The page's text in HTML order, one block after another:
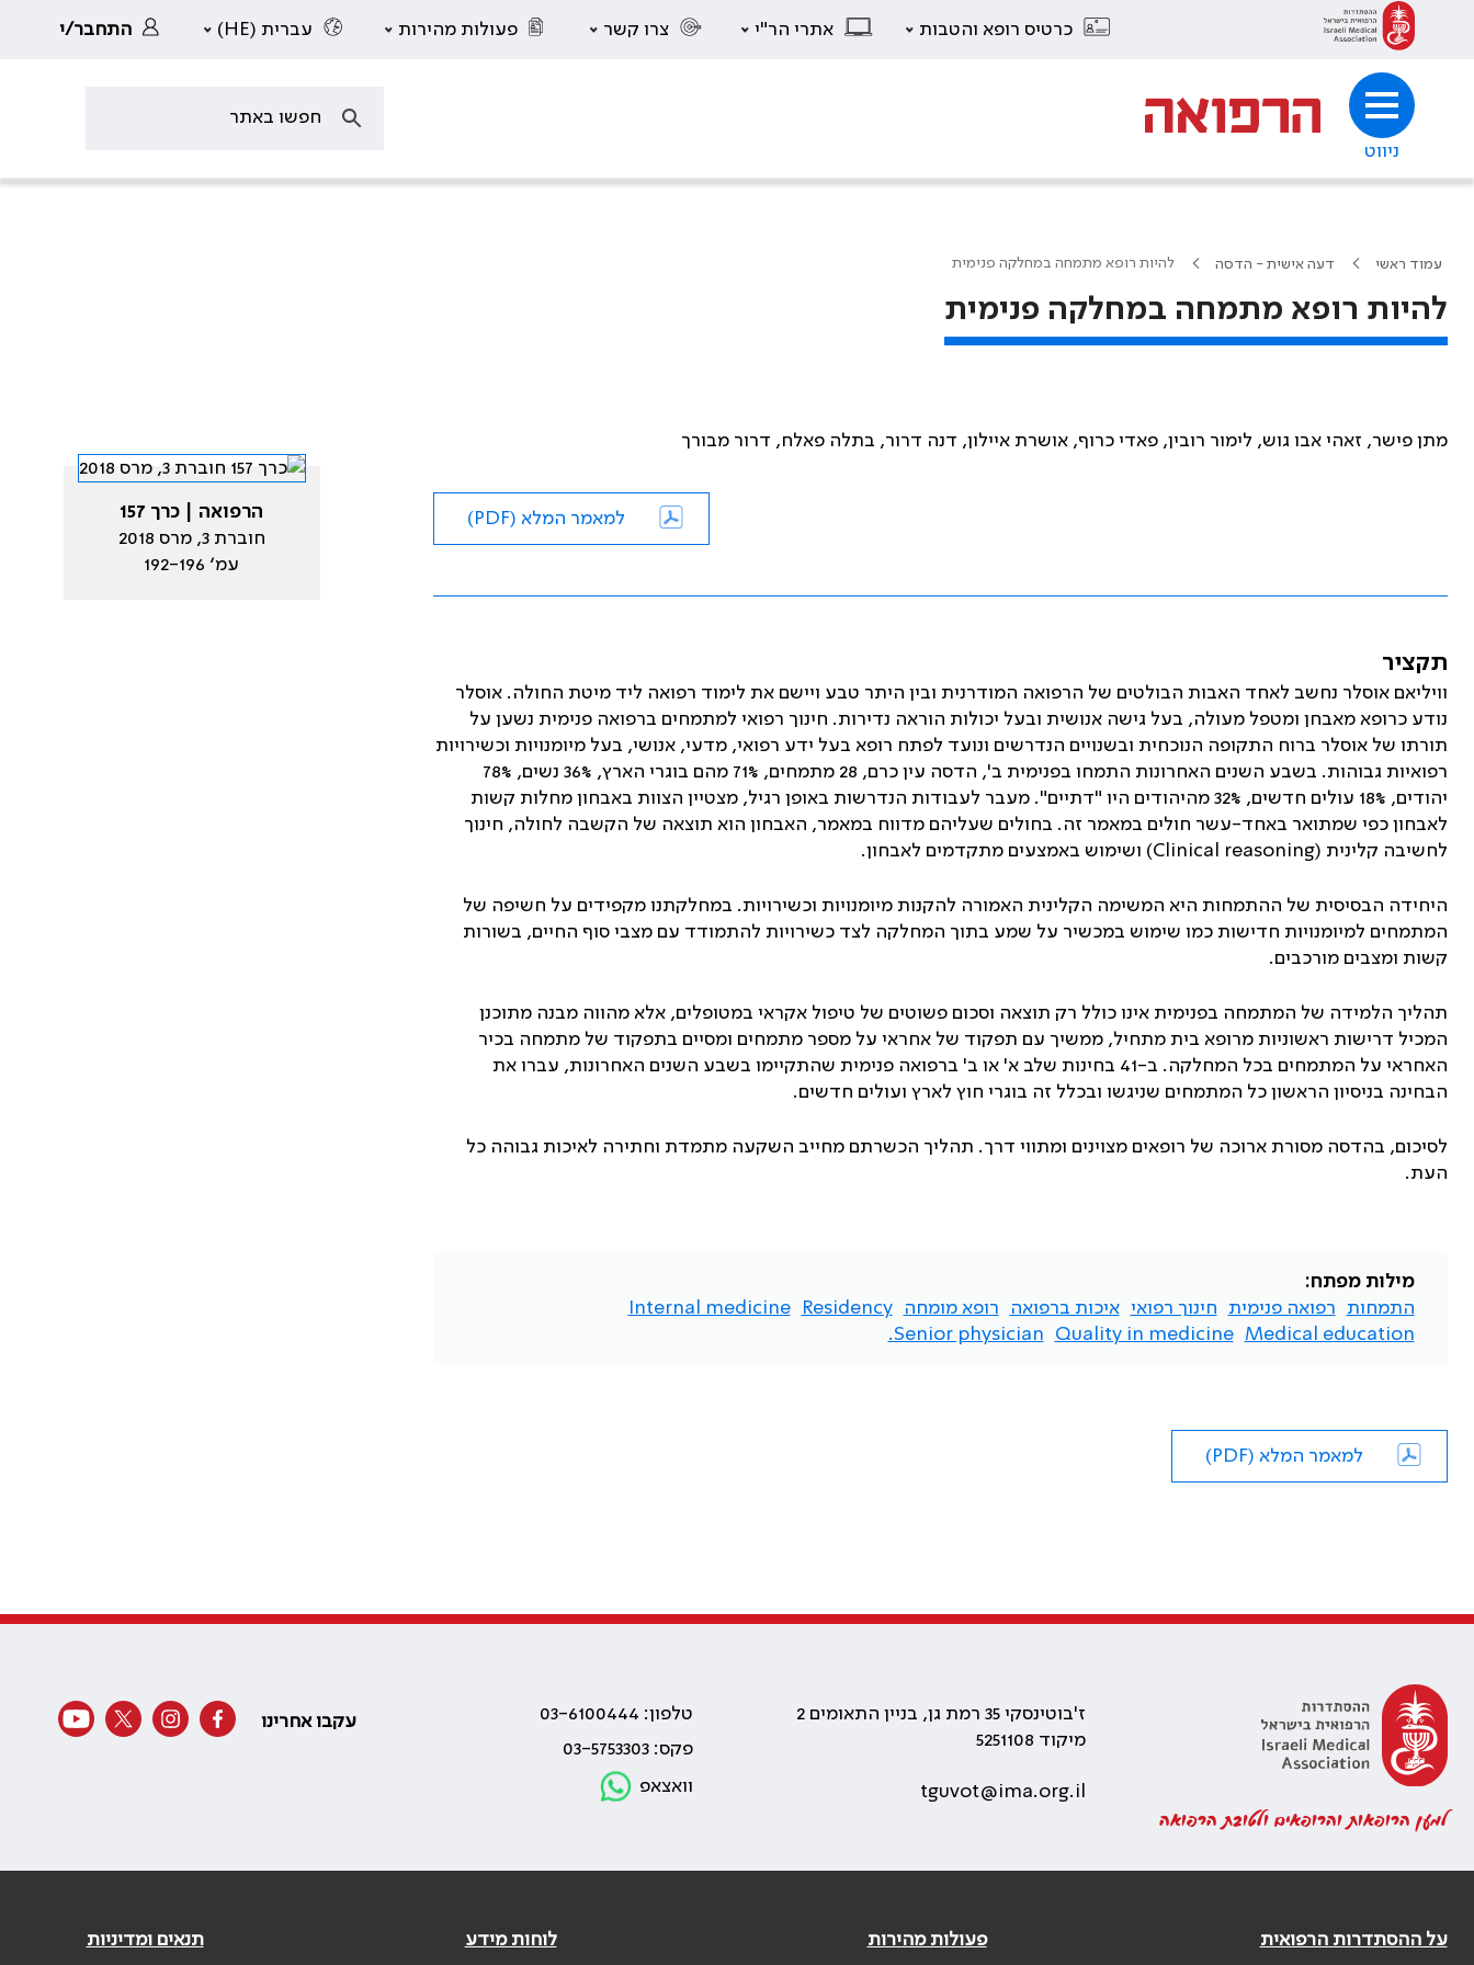
כרטיס רופא והטבות אתרי הר"י צרו קשר פעולות מהירות עברית (HE) התחבר/י
ניווט
עמוד ראשי דעה אישית - הדסה להיות רופא מתמחה במחלקה פנימית
להיות רופא מתמחה במחלקה פנימית
מתן פישר, זאהי אבו גוש, לימור רובין, פאדי כרוף, אושרת איילון, דנה דרור, בתלה פאלח, דרור מבורך
למאמר המלא (PDF)
תקציר
וויליאם אוסלר נחשב לאחד האבות הבולטים של הרפואה המודרנית ובין היתר טבע ויישם את לימוד רפואה ליד מיטת החולה. אוסלר
נודע כרופא מאבחן ומטפל מעולה, בעל גישה אנושית ובעל יכולות הוראה נדירות. חינוך רפואי למתמחים ברפואה פנימית נשען על
תורתו של אוסלר ברוח התקופה הנוכחית ובשנויים הנדרשים ונועד לפתח רופא בעל ידע רפואי, מדעי, אנושי, בעל מיומנויות וכשירויות
רפואיות גבוהות. בשבע השנים האחרונות התמחו בפנימית ב', הדסה עין כרם, 28 מתמחים, 71% מהם בוגרי הארץ, 36% נשים, 78%
יהודים, 18% עולים חדשים, 32% מהיהודים היו "דתיים". מעבר לעבודות הנדרשות באופן רגיל, מצטיין הצוות באבחון מחלות קשות
לאבחון כפי שמתואר באחד-עשר חולים במאמר זה. בחולים שעליהם מדווח במאמר, האבחון הוא תוצאה של הקשבה לחולה, חינוך
לחשיבה קלינית (Clinical reasoning) ושימוש באמצעים מתקדמים לאבחון.
היחידה הבסיסית של ההתמחות היא המשימה הקלינית האמורה להקנות מיומנויות וכשירויות. במחלקתנו מקפידים על חשיפה של
המתמחים למיומנויות חדישות כמו שימוש במכשיר על שמע בתוך המחלקה לצד כשירויות להתמודד עם מצבי סוף החיים, בשורות
קשות ומצבים מורכבים.
תהליך הלמידה של המתמחה בפנימית אינו כולל רק תוצאה וסכום פשוטים של טיפול אקראי במטופלים, אלא מהווה מבנה מתוכנן
המכיל דרישות ראשוניות מרופא בית מתחיל, ממשיך עם תפקוד של אחראי על מספר מתמחים ומסיים בתפקוד של מתמחה בכיר
האחראי על המתמחים בכל המחלקה. ב-41 בחינות שלב א' או ב' ברפואה פנימית שהתקיימו בשבע השנים האחרונות, עברו את
הבחינה בניסיון הראשון כל המתמחים שניגשו ובכלל זה בוגרי חוץ לארץ ועולים חדשים.
לסיכום, בהדסה מסורת ארוכה של רופאים מצוינים ומתווי דרך. תהליך הכשרתם מחייב השקעה מתמדת וחתירה לאיכות גבוהה כל
העת.
מילות מפתח:
התמחות
רפואה פנימית חינוך רפואי איכות ברפואה רופא מומחה Residency
Internal medicine
Medical education
Quality in medicine
Senior physician.
למאמר המלא (PDF)
הרפואה | כרך 157
חוברת 3, מרס 2018
עמ׳ 192-196
למען הרופאות והרופאים ולטובת הרפואה
ז'בוטינסקי 35 רמת גן, בניין התאומים 2
מיקוד 5251108
tguvot@ima.org.il
טלפון: 03-6100444
פקס: 03-5753303
וואצאפ
עקבו אחרינו
על ההסתדרות הרפואית פעולות מהירות לוחות מידע תנאים ומדיניות